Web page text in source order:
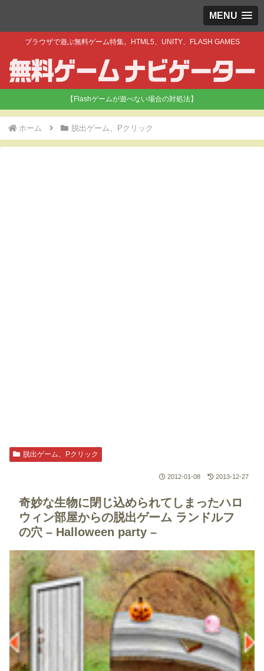
MENU
ブラウザで遊ぶ無料ゲーム特集。HTML5、UNITY、FLASH GAMES
【Flashゲームが遊べない場合の対処法】
ホーム 脱出ゲーム、Pクリック
脱出ゲーム、Pクリック
2012-01-08 2013-12-27
奇妙な生物に閉じ込められてしまったハロ
ウィン部屋からの脱出ゲーム ランドルフ
の穴 – Halloween party –